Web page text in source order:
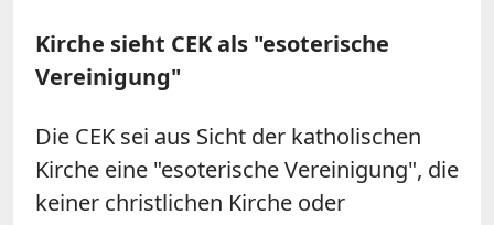
Kirche sieht CEK als "esoterische
Vereinigung"
Die CEK sei aus Sicht der katholischen
Kirche eine "esoterische Vereinigung", die
keiner christlichen Kirche oder